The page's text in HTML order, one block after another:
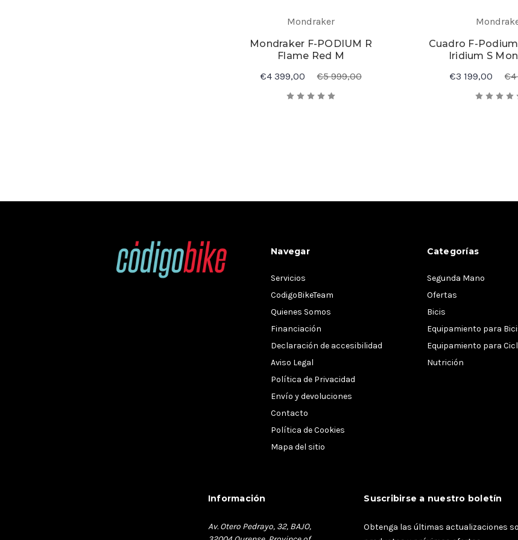
Mondraker
Mondraker F-PODIUM R
Flame Red M
€4 399,00
€5 999,00
Cuadro F-
Iridium S
€3 199,00
€4
Navegar
Servicios
CodigoBikeTeam
Quienes Somos
Financiación
Declaración de accesibilidad
Aviso Legal
Política de Privacidad
Envío y devoluciones
Contacto
Política de Cookies
Mapa del sitio
Categorías
Segunda Mano
Ofertas
Bicis
Equipamiento para
Equipamiento para
Nutrición
Información
Av. Otero Pedrayo, 32, BAJO,
Suscribirse a nuestro boletín
Obtenga las últimas actualizaciones